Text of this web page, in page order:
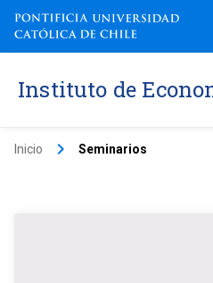
Instituto de
Inicio keyboard_arrow_right Seminarios